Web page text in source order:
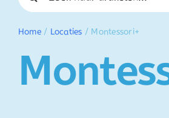
Home/ Locaties / Montessori+